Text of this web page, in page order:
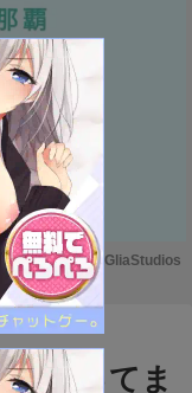
M
u
t
Powered by GliaStudios
物説ってま